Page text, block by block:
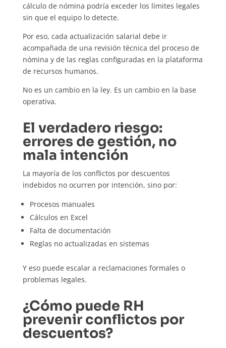
cálculo de nómina podría exceder los límites legales
sin que el equipo lo detecte.
Por eso, cada actualización salarial debe ir
acompañada de una revisión técnica del proceso de
nómina y de las reglas configuradas en la plataforma
de recursos humanos.
No es un cambio en la ley. Es un cambio en la base
operativa.
El verdadero riesgo:
errores de gestión, no
mala intención
La mayoría de los conflictos por descuentos
indebidos no ocurren por intención, sino por:
Procesos manuales
Cálculos en Excel
Falta de documentación
Reglas no actualizadas en sistemas
Y eso puede escalar a reclamaciones formales o
problemas legales.
¿Cómo puede RH
prevenir conflictos por
descuentos?